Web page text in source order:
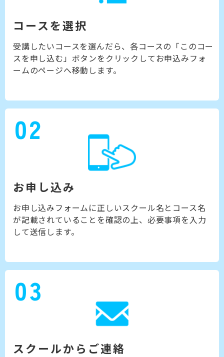
コースを選択
受講したいコースを選んだら、各コースの「このコー
スを申し込む」ボタンをクリックしてお申込みフォ
ームのページへ移動します。
お申し込み
お申し込みフォームに正しいスクール名とコース名
が記載されていることを確認の上、必要事項を入力
して送信します。
02
スクールからご連絡
03